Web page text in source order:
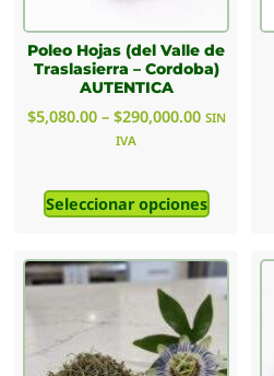
Poleo Hojas (del Valle de
Traslasierra – Cordoba)
AUTENTICA
$5,080.00 – $290,000.00 SIN
IVA
Seleccionar opciones